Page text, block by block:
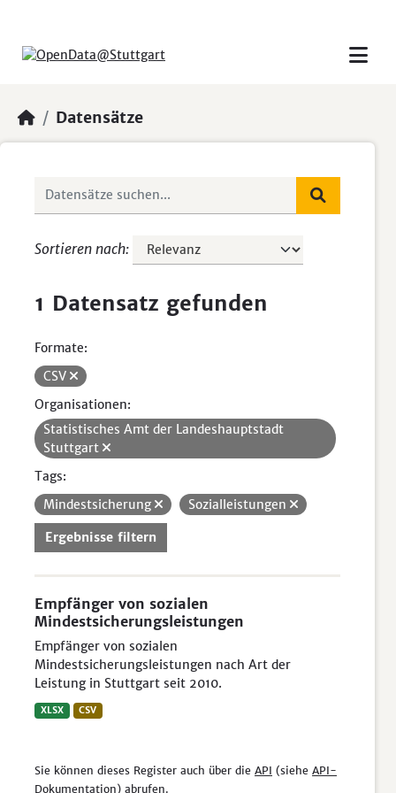
Datensätze
Sortieren nach
1 Datensatz gefunden
Formate:
CSV
Organisationen:
Statistisches Amt der Landeshauptstadt
Stuttgart
Tags:
Mindestsicherung
Sozialleistungen
Ergebnisse filtern
Empfänger von sozialen
Mindestsicherungsleistungen
Empfänger von sozialen
Mindestsicherungsleistungen nach Art der
Leistung in Stuttgart seit 2010.
XLSX CSV
Sie können dieses Register auch über die API (siehe API-
Dokumentation) abrufen.